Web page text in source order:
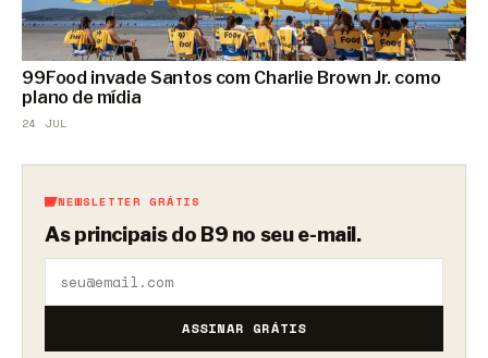
99Food invade Santos com Charlie Brown Jr. como
plano de mídia
24 JUL
NEWSLETTER GRÁTIS
As principais do B9 no seu e-mail.
ASSINAR GRÁTIS